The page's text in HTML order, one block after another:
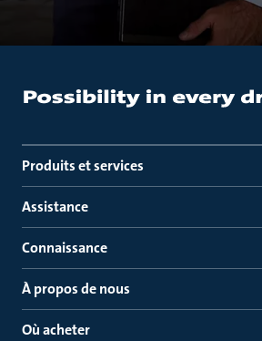
Produits et services
Assistance
Connaissance
À propos de nous
Où acheter